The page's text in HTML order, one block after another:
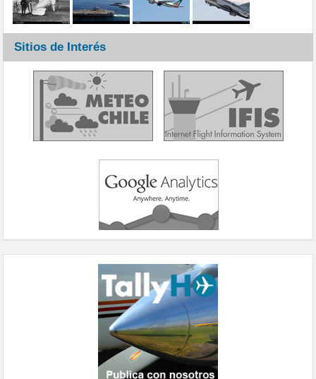
Sitios de Interés